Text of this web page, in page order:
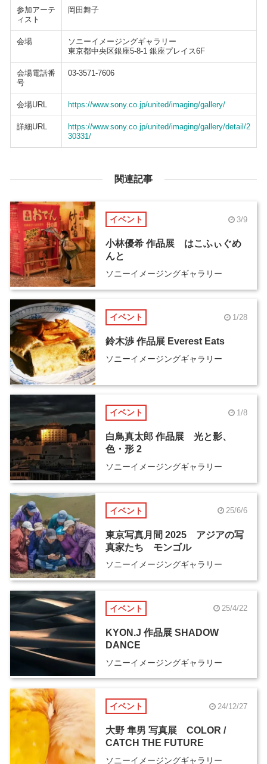
参加アーテ
ィスト
岡田舞子
会場
ソニーイメージングギャラリー
東京都中央区銀座5-8-1 銀座プレイス6F
会場電話番
号
03-3571-7606
会場URL https://www.sony.co.jp/united/imaging/gallery/
詳細URL
https://www.sony.co.jp/united/imaging/gallery/detail/2
30331/
関連記事
イベント 3/9
小林優希 作品展 はこふぃぐめ
んと
ソニーイメージングギャラリー
イベント 1/28
鈴木渉 作品展 Everest Eats
ソニーイメージングギャラリー
イベント 1/8
白鳥真太郎 作品展 光と影、
色・形 2
ソニーイメージングギャラリー
イベント 25/6/6
東京写真月間 2025 アジアの写
真家たち モンゴル
ソニーイメージングギャラリー
イベント 25/4/22
KYON.J 作品展 SHADOW
DANCE
ソニーイメージングギャラリー
イベント 24/12/27
大野 隼男 写真展 COLOR /
CATCH THE FUTURE
ソニーイメージングギャラリー